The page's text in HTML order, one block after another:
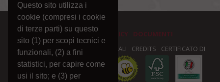
Questo sito utilizza i
cookie (compresi i cookie
di terze parti) su questo
sito (1) per scopi tecnici e
funzionali, (2) a fini
statistici, per capire come
usi il sito; e (3) per
PRIVACY E COOKIE POLICY
DOCUMENTI
PRIVACY NEWSLETTER NOTE LEGALI CREDITS CERTIFICATO DI
CONFORMITÀ :